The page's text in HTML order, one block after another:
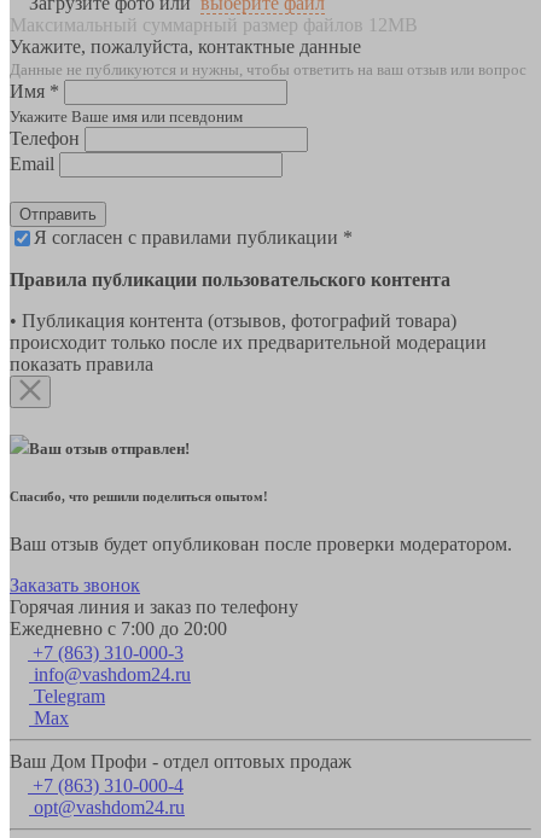
Максимальный суммарный размер файлов 12MB
Укажите, пожалуйста, контактные данные
Данные не публикуются и нужны, чтобы ответить на ваш отзыв или вопрос
Имя *
Укажите Ваше имя или псевдоним
Телефон
Email
Отправить
Я согласен с правилами публикации *
Правила публикации пользовательского контента
• Публикация контента (отзывов, фотографий товара)
происходит только после их предварительной модерации
показать правила
Ваш отзыв отправлен!
Спасибо, что решили поделиться опытом!
Ваш отзыв будет опубликован после проверки модератором.
Заказать звонок
Горячая линия и заказ по телефону
Ежедневно с 7:00 до 20:00
+7 (863) 310-000-3
info@vashdom24.ru
Telegram
Max
Ваш Дом Профи - отдел оптовых продаж
+7 (863) 310-000-4
opt@vashdom24.ru